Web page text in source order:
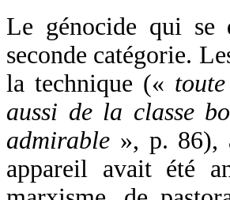
Le génocide qui se
seconde catégorie.
la technique («
aussi de la classe
admirable », p. 86),
appareil avait été